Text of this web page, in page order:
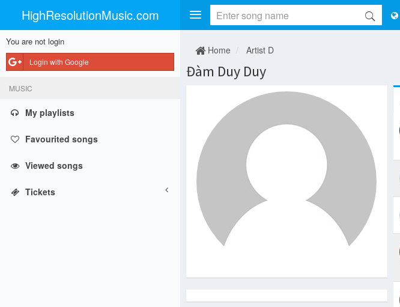
HighResolutionMusic.com
You are not login
Login with Google
MUSIC
My playlists
Favourited songs
Viewed songs
Tickets
Home Artist D
Đàm Duy Duy